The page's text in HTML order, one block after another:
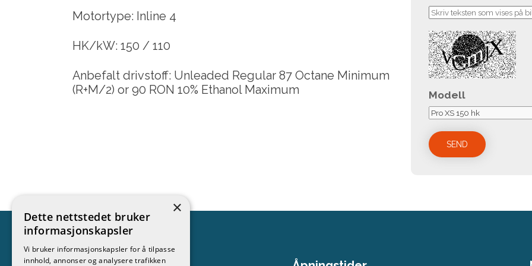
Motortype: Inline 4
HK/kW: 150 / 110
Anbefalt drivstoff: Unleaded Regular 87 Octane Minimum
(R+M/2) or 90 RON 10% Ethanol Maximum
Modell
×
Dette nettstedet bruker
informasjonskapsler
Vi bruker informasjonskapsler for å tilpasse
innhold, annonser og analysere trafikken